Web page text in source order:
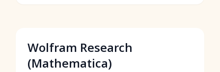
Wolfram Research
(Mathematica)